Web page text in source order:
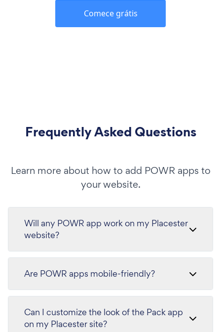
Comece grátis
Frequently Asked Questions
Learn more about how to add POWR apps to
your website.
Will any POWR app work on my Placester
website?
Are POWR apps mobile-friendly?
Can I customize the look of the Pack app
on my Placester site?